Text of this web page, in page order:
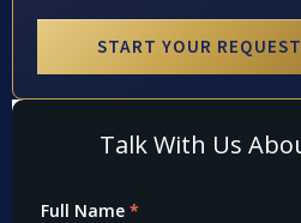
START YOUR REQUEST